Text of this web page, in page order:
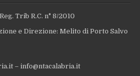
Trib R.C. n° 8/2010
e Direzione: Melito di Porto Salvo
– info@ntacalabria.it